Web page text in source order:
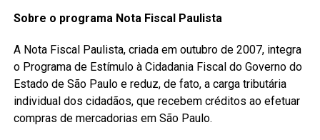
Sobre o programa Nota Fiscal Paulista
A Nota Fiscal Paulista, criada em outubro de 2007, integra
o Programa de Estímulo à Cidadania Fiscal do Governo do
Estado de São Paulo e reduz, de fato, a carga tributária
individual dos cidadãos, que recebem créditos ao efetuar
compras de mercadorias em São Paulo.